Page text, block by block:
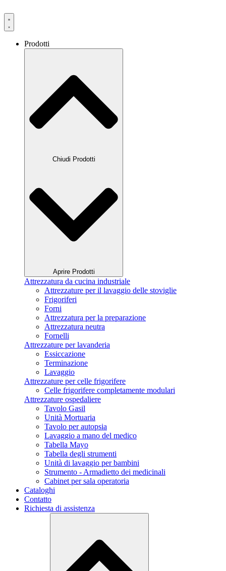
Prodotti
Chiudi Prodotti
Aprire Prodotti
Attrezzatura da cucina industriale
Attrezzature per il lavaggio delle stoviglie
Frigoriferi
Forni
Attrezzatura per la preparazione
Attrezzatura neutra
Fornelli
Attrezzature per lavanderia
Essiccazione
Terminazione
Lavaggio
Attrezzature per celle frigorifere
Celle frigorifere completamente modulari
Attrezzature ospedaliere
Tavolo Gasil
Unità Mortuaria
Tavolo per autopsia
Lavaggio a mano del medico
Tabella Mayo
Tabella degli strumenti
Unità di lavaggio per bambini
Strumento - Armadietto dei medicinali
Cabinet per sala operatoria
Cataloghi
Contatto
Richiesta di assistenza